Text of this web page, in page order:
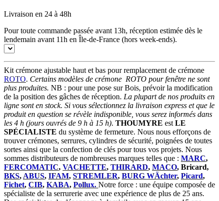
Livraison en 24 à 48h
Pour toute commande passée avant 13h, réception estimée dès le
lendemain avant 11h en Île-de-France (hors week-ends).
Kit crémone ajustable haut et bas pour remplacement de crémone
ROTO. Certains modèles de crémone ROTO pour fenêtre ne sont
plus produites. NB : pour une pose sur Bois, prévoir la modification
de la position des gâches de réception. La plupart de nos produits en
ligne sont en stock. Si vous sélectionnez la livraison express et que le
produit en question se révèle indisponible, vous serez informés dans
les 4 h (jours ouvrés de 9 h à 15 h). THOUMYRE est LE
SPÉCIALISTE du système de fermeture. Nous nous efforçons de
trouver crémones, serrures, cylindres de sécurité, poignées de toutes
sortes ainsi que la confection de clés pour tous vos projets. Nous
sommes distributeurs de nombreuses marques telles que : MARC,
FERCOMATIC, VACHETTE, THIRARD, MACO, Bricard,
BKS, ABUS, IFAM, STREMLER, BURG WÄchter, Picard,
Fichet, CIB, KABA, Pollux. Notre force : une équipe composée de
spécialiste de la serrurerie avec une expérience de plus de 25 ans.